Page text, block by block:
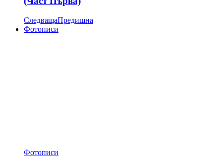
СледващаПредишна
Фотописи
Фотописи